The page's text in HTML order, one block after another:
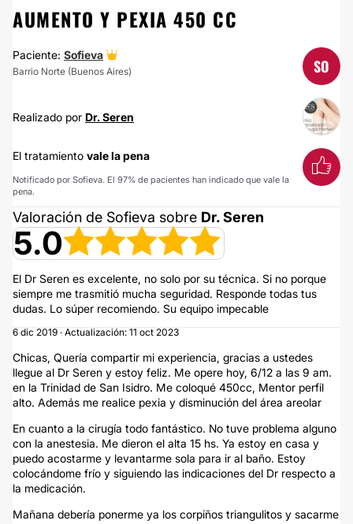
AUMENTO Y PEXIA 450 CC
Paciente: Sofieva
Barrio Norte (Buenos Aires) SO
Realizado por Dr. Seren
El tratamiento vale la pena
Notificado por Sofieva. El 97% de pacientes han indicado que vale la
pena.
Valoración de Sofieva sobre Dr. Seren
5.0
El Dr Seren es excelente, no solo por su técnica. Si no porque
siempre me trasmitió mucha seguridad. Responde todas tus
dudas. Lo súper recomiendo. Su equipo impecable
6 dic 2019 · Actualización: 11 oct 2023
Chicas, Quería compartir mi experiencia, gracias a ustedes
llegue al Dr Seren y estoy feliz. Me opere hoy, 6/12 a las 9 am.
en la Trinidad de San Isidro. Me coloqué 450cc, Mentor perfil
alto. Además me realice pexia y disminución del área areolar
En cuanto a la cirugía todo fantástico. No tuve problema alguno
con la anestesia. Me dieron el alta 15 hs. Ya estoy en casa y
puedo acostarme y levantarme sola para ir al baño. Estoy
colocándome frío y siguiendo las indicaciones del Dr respecto a
la medicación.
Mañana debería ponerme ya los corpiños triangulitos y sacarme